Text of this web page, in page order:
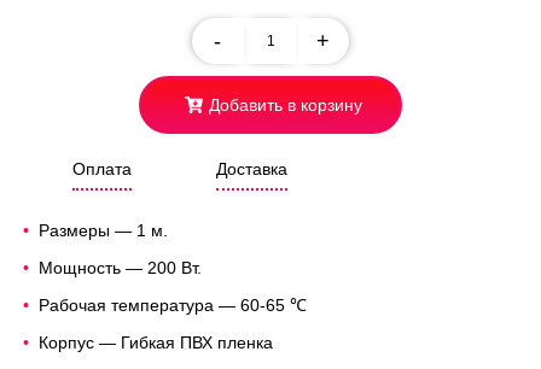
- +
Добавить в корзину
Оплата Доставка
Размеры — 1 м.
Мощность — 200 Вт.
Рабочая температура — 60-65 ℃
Корпус — Гибкая ПВХ пленка